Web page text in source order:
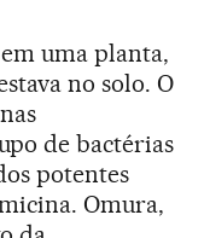
em uma planta,
no solo. O
de bactérias
potentes
Omura,